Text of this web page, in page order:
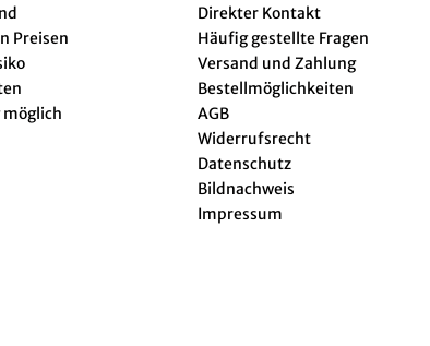
Preisen
Direkter Kontakt
Häufig gestellte Fragen
Versand und Zahlung
Bestellmöglichkeiten
AGB
Widerrufsrecht
Datenschutz
Bildnachweis
Impressum